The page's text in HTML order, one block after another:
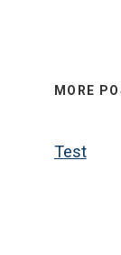
MORE
Test